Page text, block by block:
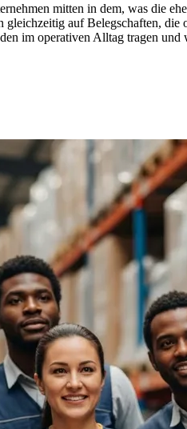
mitten in dem, was die
gleichzeitig auf Belegschaften,
im operativen Alltag tragen und